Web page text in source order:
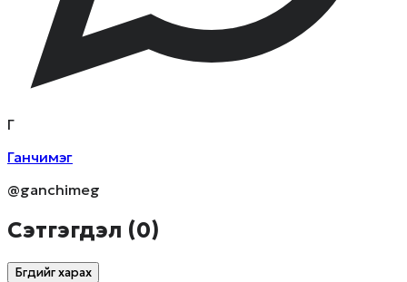
Г
Ганчимэг
@ganchimeg
Сэтгэгдэл (0)
Бүгдийг харах